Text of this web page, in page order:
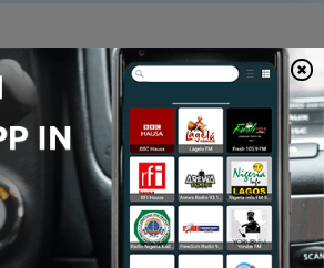
ァンにとって特別な場所
の三船雅也が語るフジロックの魅
る空間～松尾レミ（GLIM
ジロックの魅力#PART2